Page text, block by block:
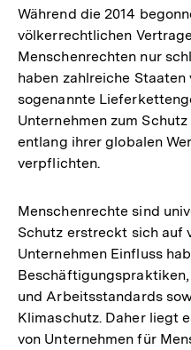
Während die 2014
völkerrechtlichen
Menschenrechten nur
haben zahlreiche Staaten
sogenannte
Unternehmen zum
entlang ihrer globalen
verpflichten.
Menschenrechte sind
Schutz erstreckt sich auf
Unternehmen Einfluss
und Arbeitsstandards
Klimaschutz. Daher liegt
von Unternehmen für